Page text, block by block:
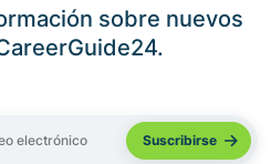
sobre nuevos